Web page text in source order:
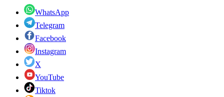
WhatsApp
Telegram
Facebook
Instagram
X
YouTube
Tiktok